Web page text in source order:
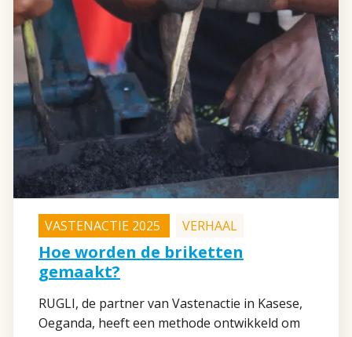
neemt dan ook een groot deel van het
gezinsinkomen in beslag. Bovendien is de
rook erg schadelijk voor de gezondheid. Het
genoemde bedrag betreft de opstartfase, we
gaan nu geld inzamelen voor de volgende
fase.
VASTENACTIE 2025 VERHAAL
Hoe worden de briketten
gemaakt?
RUGLI, de partner van Vastenactie in Kasese,
Oeganda, heeft een methode ontwikkeld om